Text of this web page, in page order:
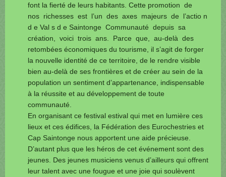
font la fierté de leurs habitants. Cette promotion de
nos richesses est l’un des axes majeurs de l’actio n
d e Val s d e Saintonge Communauté depuis sa
création, voici trois ans. Parce que, au-delà des
retombées économiques du tourisme, il s’agit de forger
la nouvelle identité de ce territoire, de le rendre visible
bien au-delà de ses frontières et de créer au sein de la
population un sentiment d’appartenance, indispensable
à la réussite et au développement de toute
communauté.
En organisant ce festival estival qui met en lumière ces
lieux et ces édifices, la Fédération des Eurochestries et
Cap Saintonge nous apportent une aide précieuse.
D’autant plus que les héros de cet événement sont des
jeunes. Des jeunes musiciens venus d’ailleurs qui offrent
leur talent avec une fougue et une joie qui soulèvent